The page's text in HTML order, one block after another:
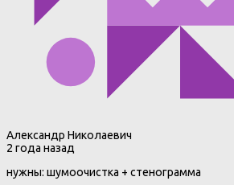
Александр Николаевич
2 года назад
нужны: шумоочистка + стенограмма